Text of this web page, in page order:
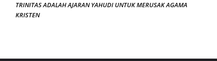
TRINITAS ADALAH AJARAN YAHUDI UNTUK MERUSAK AGAMA
KRISTEN